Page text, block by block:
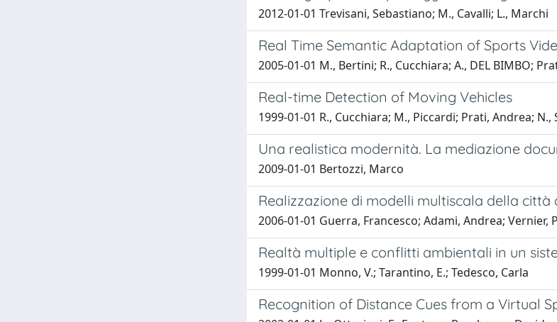
2012-01-01 Trevisani, Sebastiano; M., Cavalli; L., Marchi
Real Time Semantic Adaptation of Sports
2005-01-01 M., Bertini; R., Cucchiara; A., DEL BIMBO;
Real-time Detection of Moving Vehicles
1999-01-01 R., Cucchiara; M., Piccardi; Prati, Andrea;
Una realistica modernità. La mediazione
2009-01-01 Bertozzi, Marco
Realizzazione di modelli multiscala della
2006-01-01 Guerra, Francesco; Adami, Andrea; Vernier,
Realtà multiple e conflitti ambientali in un
1999-01-01 Monno, V.; Tarantino, E.; Tedesco, Carla
Recognition of Distance Cues from a Virtual